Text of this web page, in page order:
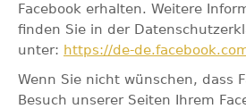
Facebook erhalten. Weitere
finden Sie in der
unter: https://de-
Wenn Sie nicht wünschen, dass
Besuch unserer Seiten Ihrem